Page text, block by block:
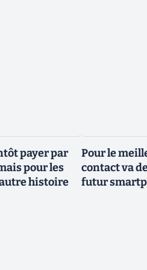
payer par
pour les
histoire
Pour le
contact va
futur